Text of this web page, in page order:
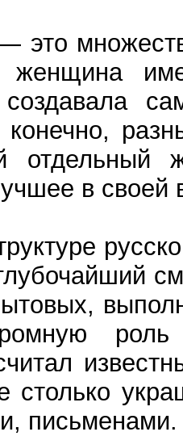
отдельный
в своей
роль
столько
письменами.